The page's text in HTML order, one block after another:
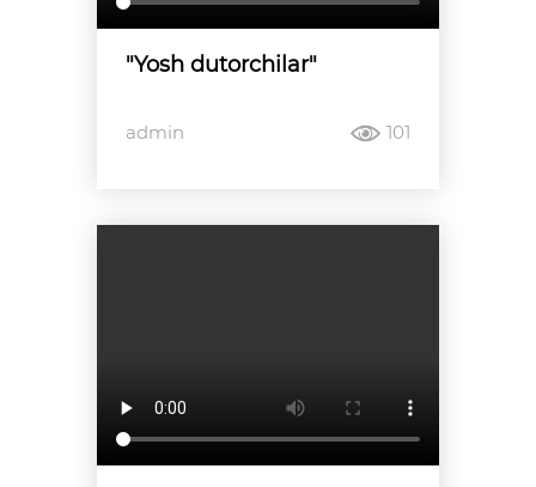
"Yosh dutorchilar"
admin 101